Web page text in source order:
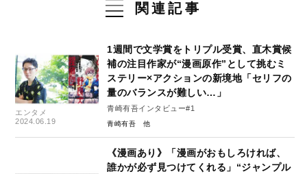
関連記事
エンタメ
2024.06.19
1週間で文学賞をトリプル受賞、直木賞候
補の注目作家が“漫画原作”として挑むミ
ステリー×アクションの新境地「セリフの
量のバランスが難しい…」
青崎有吾インタビュー#1
青崎有吾
《漫画あり》「漫画がおもしろければ、
誰かが必ず見つけてくれる」“ジャンプル